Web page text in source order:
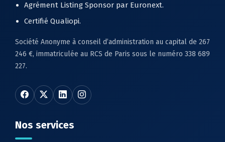
Agrément Listing Sponsor par Euronext.
Certifié Qualiopi.
Société Anonyme à conseil d’administration au capital de 267
246 €, immatriculée au RCS de Paris sous le numéro 338 689
227.
Nos services